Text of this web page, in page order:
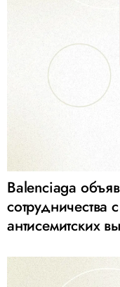
Balenciaga
сотрудничества
антисемитских